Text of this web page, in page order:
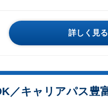
詳しく見る
／キャリアパス